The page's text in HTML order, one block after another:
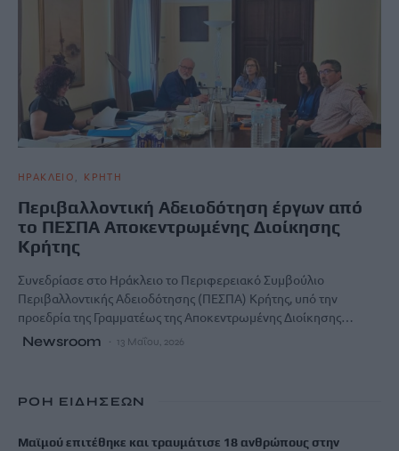
ΗΡΑΚΛΕΙΟ ΚΡΗΤΗ
Περιβαλλοντική Αδειοδότηση έργων από
το ΠΕΣΠΑ Αποκεντρωμένης Διοίκησης
Κρήτης
Συνεδρίασε στο Ηράκλειο το Περιφερειακό Συμβούλιο
Περιβαλλοντικής Αδειοδότησης (ΠΕΣΠΑ) Κρήτης, υπό την
προεδρία της Γραμματέως της Αποκεντρωμένης Διοίκησης…
Newsroom 13 Μαΐου, 2026
ΡΟΗ ΕΙΔΗΣΕΩΝ
Μαϊμού επιτέθηκε και τραυμάτισε 18 ανθρώπους στην